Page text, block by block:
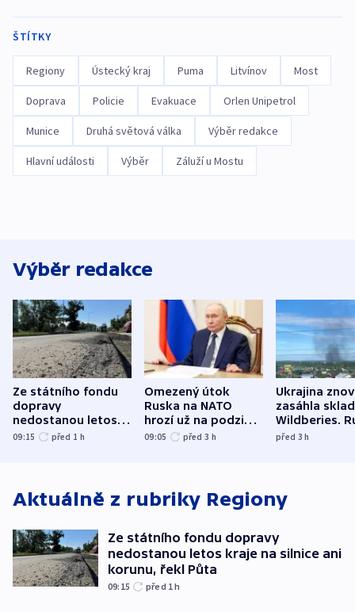
ŠTÍTKY
Regiony Ústecký kraj Puma Litvínov Most
Doprava Policie Evakuace Orlen Unipetrol
Munice Druhá světová válka Výběr redakce
Hlavní události Výběr Záluží u Mostu
Výběr redakce
Ze státního fondu
dopravy
nedostanou letos
kraje na silnice ani
09:15 před 1 h
Omezený útok
Ruska na NATO
hrozí už na podzim,
varují tajné služby
09:05 před 3 h
Ukrajina
zasáhla
Wildberies.
útočili v
před 3h
Aktuálně z rubriky Regiony
Ze státního fondu dopravy
nedostanou letos kraje na silnice ani
korunu, řekl Půta
09:15 před 1h